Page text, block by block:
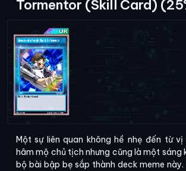
Tormentor (Skill Card)
Một sự liên quan không hề nhẹ đến từ
hâm mộ chủ tịch nhưng cũng là một sáng
bộ bài bập bẹ sắp thành deck meme này.